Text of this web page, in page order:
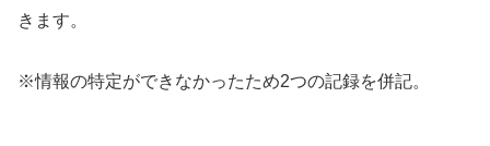
きます。
※情報の特定ができなかったため2つの記録を併記。